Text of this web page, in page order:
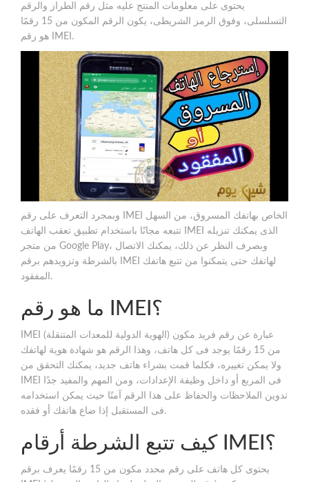
يحتوى على معلومات المنتج عليه مثل رقم الطراز والرقم
التسلسلى، وفوق الرمز الشريطى، يكون الرقم المكون من 15 رقمًا
هو رقم IMEI.
وبمجرد التعرف على رقم IMEI الخاص بهاتفك المسروق، من السهل
تتبعه مجانًا باستخدام تطبيق تعقب الهاتف IMEI الذى يمكنك تنزيله
من متجر Google Play، وبصرف النظر عن ذلك، يمكنك الاتصال
بالشرطة وتزويدهم برقم IMEI لهاتفك حتى يتمكنوا من تتبع هاتفك
المفقود.
ما هو رقم IMEI؟
IMEI (الهوية الدولية للمعدات المتنقلة) عبارة عن رقم فريد مكون
من 15 رقمًا يوجد فى كل هاتف، وهذا الرقم هو شهادة هوية لهاتفك
ولا يمكن تغييره، فكلما قمت بشراء هاتف جديد، يمكنك التحقق من
IMEI فى المربع أو داخل وظيفة الإعدادات، ومن المهم والمفيد جدًا
تدوين الملاحظات والحفاظ على هذا الرقم آمنًا حيث يمكن استخدامه
فى المستقبل إذا ضاع هاتفك أو فقده.
كيف تتبع الشرطة أرقام IMEI؟
يحتوى كل هاتف على رقم محدد مكون من 15 رقمًا يعرف برقم